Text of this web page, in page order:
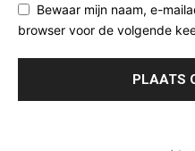
Bewaar mijn naam, e-
browser voor de volgende